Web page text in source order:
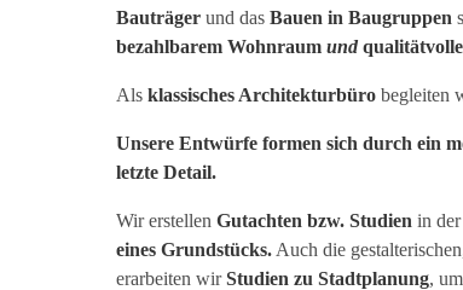
Bauträger und das Bauen in Baugruppen
bezahlbarem Wohnraum und
Als klassisches Architekturbüro begleiten
Unsere Entwürfe formen sich durch ein
letzte Detail.
Wir erstellen Gutachten bzw. Studien in der
eines Grundstücks. Auch die
erarbeiten wirStudien zu Stadtplanung,